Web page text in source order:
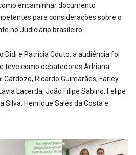
encaminhar documento
para considerações sobre o
no Judiciário brasileiro.
Didi e Patrícia Couto, a audiência foi
teve como debatedores Adriana
Cardozo, Ricardo Guimarães, Farley
Lacerda, João Filipe Sabino, Felipe
Silva, Henrique Sales da Costa e